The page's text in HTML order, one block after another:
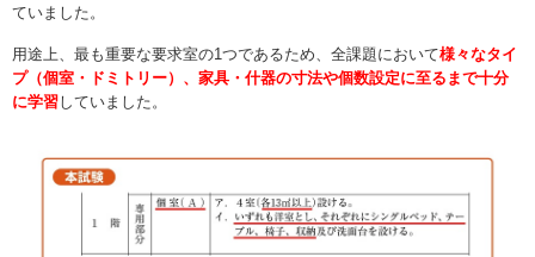
ていました。
用途上、最も重要な要求室の1つであるため、全課題において様々なタイ
プ（個室・ドミトリー）、家具・什器の寸法や個数設定に至るまで十分
に学習していました。